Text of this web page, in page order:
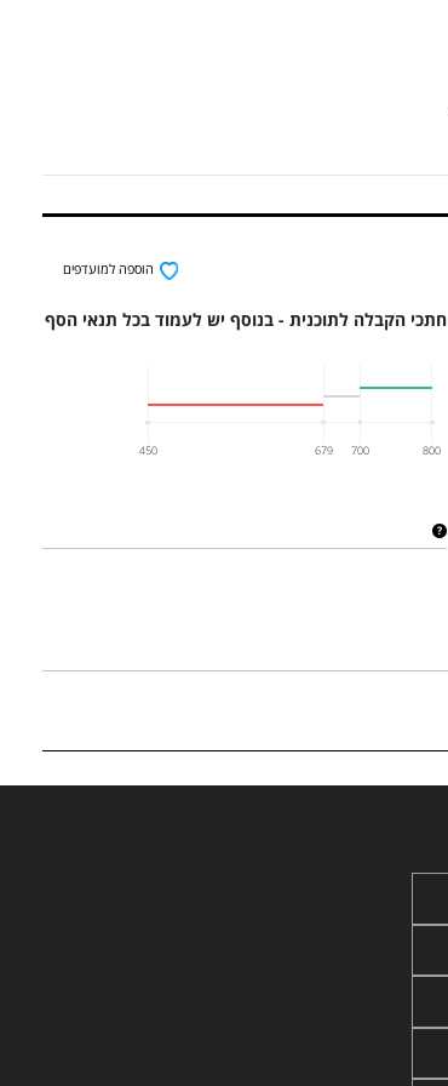
חתכי הקבלה לתוכנית - בנוסף יש לעמוד בכל תנאי הסף
450 679 700 800
הוספה למועדפים